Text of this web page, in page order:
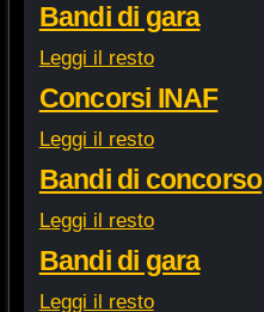
Bandi di gara
Leggi il resto
Concorsi INAF
Leggi il resto
Bandi di concorso
Leggi il resto
Bandi di gara
Leggi il resto